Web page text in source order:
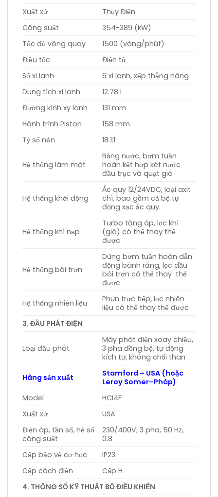
Xuất xứ
Thụy Điển
Công suất
354-389 (kW)
Tốc độ vòng quay
1500 (vòng/phút)
Điều tốc
Điện tử
Số xi lanh
6 xi lanh, xếp thẳng hàng
Dung tích xi lanh
12.78 L
Đường kính xy lanh
131 mm
Hành trình Piston
158 mm
Tỷ số nén
18.1:1
Hệ thống làm mát
Bằng nước, bơm tuần
hoàn kết hợp két nước
đầu trục và quạt gió
Hệ thống khởi động
Ắc quy 12/24VDC, loại axit
chì, bao gồm cả bộ tự
động xạc ắc quy.
Hệ thống khí nạp
Turbo tăng áp, lọc khí
(gió) có thể thay thế
được
Hệ thống bôi trơn
Dùng bơm tuần hoàn dẫn
động bánh răng, lọc dầu
bôi trơn có thể thay thế
được
Hệ thống nhiên liệu
Phun trực tiếp, lọc nhiên
liệu có thể thay thế được
3. ĐẦU PHÁT ĐIỆN
Loại đầu phát
Máy phát điện xoay chiều,
3 pha đồng bộ, tự động
kích từ, không chổi than
Hãng sản xuất
Stamford – USA (hoặc
Leroy Somer–Pháp)
Model
HCI4F
Xuất xứ
USA
Điện áp, tần số, hệ số
công suất
230/400V, 3 pha, 50 Hz,
0.8
Cấp bảo vệ cơ học
IP23
Cấp cách điện
Cấp H
4. THÔNG SỐ KỸ THUẬT BỘ ĐIỀU KHIỂN